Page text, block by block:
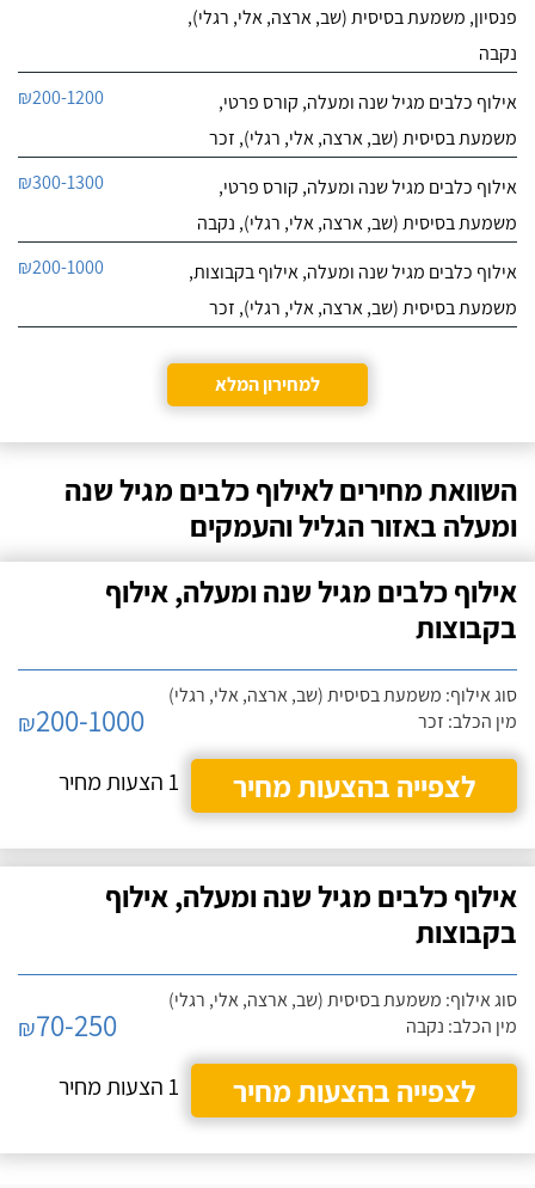
פנסיון, משמעת בסיסית (שב, ארצה, אלי, רגלי),
נקבה
אילוף כלבים מגיל שנה ומעלה, קורס פרטי,
משמעת בסיסית (שב, ארצה, אלי, רגלי), זכר
₪200-1200
אילוף כלבים מגיל שנה ומעלה, קורס פרטי,
משמעת בסיסית (שב, ארצה, אלי, רגלי), נקבה
₪300-1300
אילוף כלבים מגיל שנה ומעלה, אילוף בקבוצות,
משמעת בסיסית (שב, ארצה, אלי, רגלי), זכר
₪200-1000
למחירון המלא
השוואת מחירים לאילוף כלבים מגיל שנה
ומעלה באזור הגליל והעמקים
אילוף כלבים מגיל שנה ומעלה, אילוף
בקבוצות
סוג אילוף: משמעת בסיסית (שב, ארצה, אלי, רגלי)
מין הכלב: זכר
₪200-1000
לצפייה בהצעות מחיר
1 הצעות מחיר
אילוף כלבים מגיל שנה ומעלה, אילוף
בקבוצות
סוג אילוף: משמעת בסיסית (שב, ארצה, אלי, רגלי)
מין הכלב: נקבה
₪70-250
לצפייה בהצעות מחיר
1 הצעות מחיר